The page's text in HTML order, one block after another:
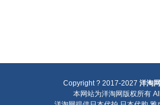
Copyright ? 2017-2027 洋淘网
本网站为洋淘网版权所有